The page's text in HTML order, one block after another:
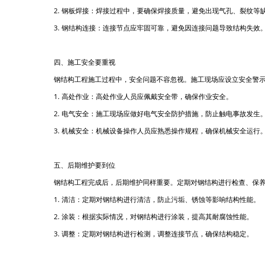
2. 钢板焊接：焊接过程中，要确保焊接质量，避免出现气孔、裂纹等缺
3. 钢结构连接：连接节点应牢固可靠，避免因连接问题导致结构失效。
四、施工安全要重视
钢结构工程施工过程中，安全问题不容忽视。施工现场应设立安全警
1. 高处作业：高处作业人员应佩戴安全带，确保作业安全。
2. 电气安全：施工现场应做好电气安全防护措施，防止触电事故发生。
3. 机械安全：机械设备操作人员应熟悉操作规程，确保机械安全运行。
五、后期维护要到位
钢结构工程完成后，后期维护同样重要。定期对钢结构进行检查、保
1. 清洁：定期对钢结构进行清洁，防止污垢、锈蚀等影响结构性能。
2. 涂装：根据实际情况，对钢结构进行涂装，提高其耐腐蚀性能。
3. 调整：定期对钢结构进行检测，调整连接节点，确保结构稳定。